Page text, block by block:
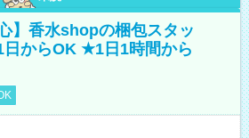
】香水shopの梱包スタッ
からOK ★1日1時間から